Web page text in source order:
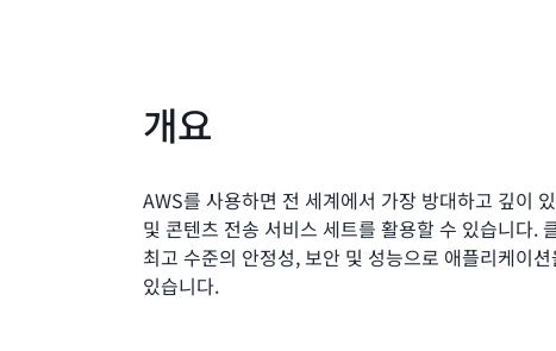
개요
AWS를 사용하면 전 세계에서 가장 방대하고 깊이
및 콘텐츠 전송 서비스 세트를 활용할 수 있습니다.
최고 수준의 안정성, 보안 및 성능으로 애플리케이
있습니다.